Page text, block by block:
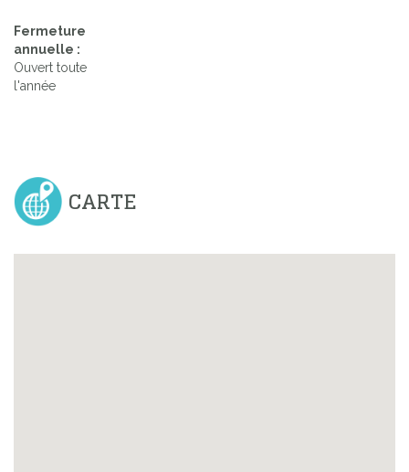
Fermeture
annuelle :
Ouvert toute
l'année
CARTE